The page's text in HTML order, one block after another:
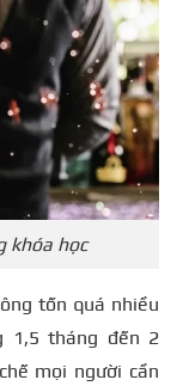
khóa học
tốn quá nhiều
1,5 tháng đến 2
mọi người cần